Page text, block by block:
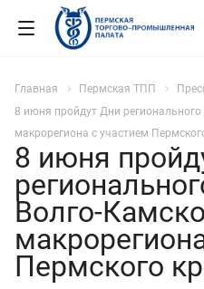
Главная Пермская ТПП
8 июня пройдут Дни регионального
макрорегиона с участием
8 июня
Волго-
Пермского